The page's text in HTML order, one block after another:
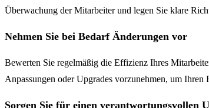
Überwachung der Mitarbeiter und legen Sie klare
Nehmen Sie bei Bedarf Änderungen vor
Bewerten Sie regelmäßig die Effizienz Ihres
Anpassungen oder Upgrades vorzunehmen, um
Sorgen Sie für einen verantwortungsvollen